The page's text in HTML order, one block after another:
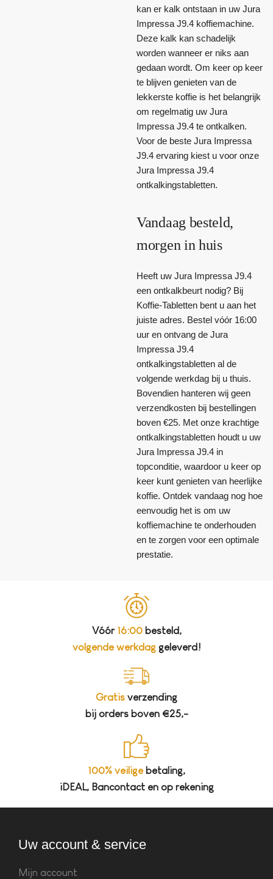
kan er kalk ontstaan in uw Jura
Impressa J9.4 koffiemachine.
Deze kalk kan schadelijk
worden wanneer er niks aan
gedaan wordt. Om keer op keer
te blijven genieten van de
lekkerste koffie is het belangrijk
om regelmatig uw Jura
Impressa J9.4 te ontkalken.
Voor de beste Jura Impressa
J9.4 ervaring kiest u voor onze
Jura Impressa J9.4
ontkalkingstabletten.
Vandaag besteld,
morgen in huis
Heeft uw Jura Impressa J9.4
een ontkalkbeurt nodig? Bij
Koffie-Tabletten bent u aan het
juiste adres. Bestel vóór 16:00
uur en ontvang de Jura
Impressa J9.4
ontkalkingstabletten al de
volgende werkdag bij u thuis.
Bovendien hanteren wij geen
verzendkosten bij bestellingen
boven €25. Met onze krachtige
ontkalkingstabletten houdt u uw
Jura Impressa J9.4 in
topconditie, waardoor u keer op
keer kunt genieten van heerlijke
koffie. Ontdek vandaag nog hoe
eenvoudig het is om uw
koffiemachine te onderhouden
en te zorgen voor een optimale
prestatie.
Vóór 16:00besteld,
volgende werkdaggeleverd!
Gratis verzending
bij orders boven €25,-
100% veiligebetaling,
iDEAL, Bancontact en op rekening
Uw account & service
Mijn account